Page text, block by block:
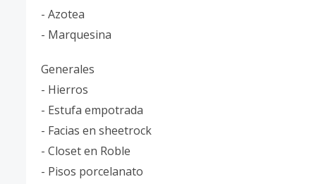
- Azotea
- Marquesina
Generales
- Hierros
- Estufa empotrada
- Facias en sheetrock
- Closet en Roble
- Pisos porcelanato